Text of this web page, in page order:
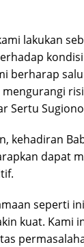
lakukan
berharap
Sertu
kehadiran
dapat
seperti
kuat. Kami